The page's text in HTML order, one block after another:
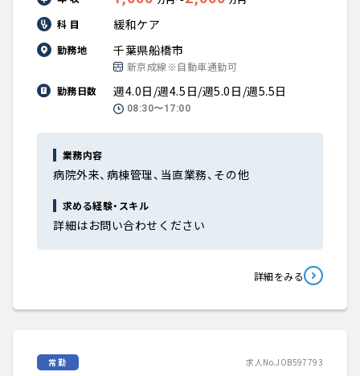
データで見る医師の平均年収
医師に役立つ取材記事
大学医局紹介
科 目 緩和ケア
勤務地 千葉県船橋市
新京成線※自動車通勤可
勤務日数
週4.0日/週4.5日/週5.0日/週5.5日
08:30〜17:00
業務内容
病院外来、病棟管理、当直業務、その他
求める経験・スキル
詳細はお問い合わせください
詳細をみる
常勤 求人No.JOB597793